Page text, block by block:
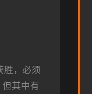
胜，必须
其中有